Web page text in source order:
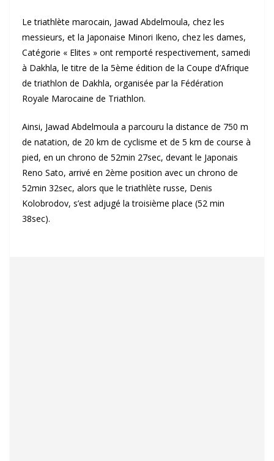
Le triathlète marocain, Jawad Abdelmoula, chez les
messieurs, et la Japonaise Minori Ikeno, chez les dames,
Catégorie « Elites » ont remporté respectivement, samedi
à Dakhla, le titre de la 5ème édition de la Coupe d’Afrique
de triathlon de Dakhla, organisée par la Fédération
Royale Marocaine de Triathlon.
Ainsi, Jawad Abdelmoula a parcouru la distance de 750 m
de natation, de 20 km de cyclisme et de 5 km de course à
pied, en un chrono de 52min 27sec, devant le Japonais
Reno Sato, arrivé en 2ème position avec un chrono de
52min 32sec, alors que le triathlète russe, Denis
Kolobrodov, s’est adjugé la troisième place (52 min
38sec).